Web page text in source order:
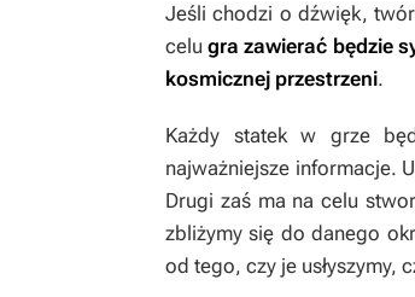
Jeśli chodzi o dźwięk,
celugra zawierać będzie
kosmicznej przestrzeni.
Każdy statek w grze
najważniejsze informacje.
Drugi zaś ma na celu
zbliżymy się do danego
od tego, czy je usłyszymy,